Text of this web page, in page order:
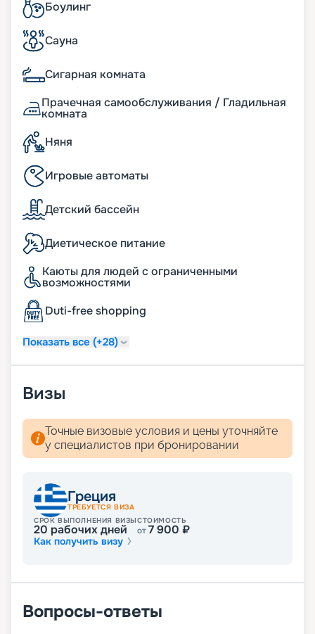
Боулинг
Сауна
Сигарная комната
Прачечная самообслуживания / Гладильная
комната
Няня
Игровые автоматы
Детский бассейн
Диетическое питание
Каюты для людей с ограниченными
возможностями
Duti-free shopping
Показать все (+28)
Визы
Точные визовые условия и цены уточняйте
у специалистов при бронировании
Греция
ТРЕБУЕТСЯ ВИЗА
СРОК ВЫПОЛНЕНИЯ ВИЗЫ
20 рабочих дней
СТОИМОСТЬ
от7 900 ₽
Как получить визу
Вопросы-ответы